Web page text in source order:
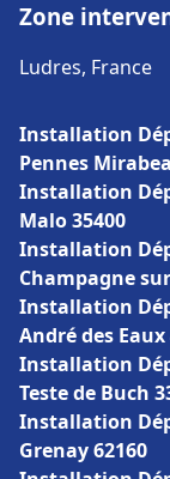
Zone
Ludres, France
Installation
Pennes
Installation
Malo 35400
Installation
Champagne
Installation
André des Eaux
Installation
Teste de Buch
Installation
Grenay 62160